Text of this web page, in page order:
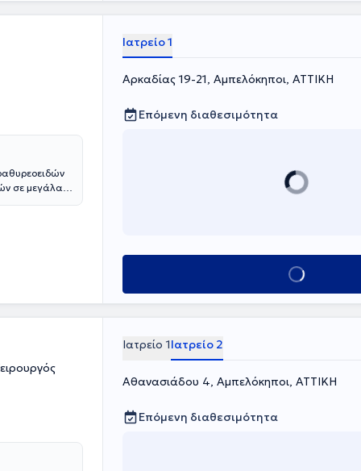
σε μεγάλα
του
για την
το
– γενική
Σχολή
Ιατρείο 1
Αρκαδίας 19-21, Αμπελόκηποι, ΑΤΤΙΚΗ
Επόμενη διαθεσιμότητα
Κλείσε ραντεβού
Ιατρείο 1Ιατρείο 2
Αθανασιάδου 4, Αμπελόκηποι, ΑΤΤΙΚΗ
Επόμενη διαθεσιμότητα